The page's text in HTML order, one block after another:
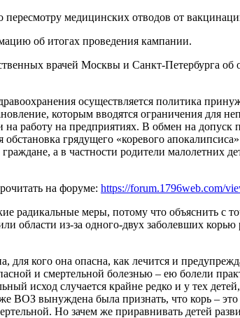
медицинских отводов от
об итогах проведения кампании.
врачей Москвы и Санкт-Петербурга
осуществляется политика
которым вводятся ограничения для
на работу на предприятиях. В обмен на
грядущего «коревого
а в частности родители малолетних
на форуме: https://forum.1796web.com/
радикальные меры, потому что объяснить с
области из-за одного-двух заболевших
для кого она опасна, как лечится и
и смертельной болезнью – ею болели
исход случается крайне редко и у тех
вынуждена была признать, что корь –
Но зачем же приравнивать детей